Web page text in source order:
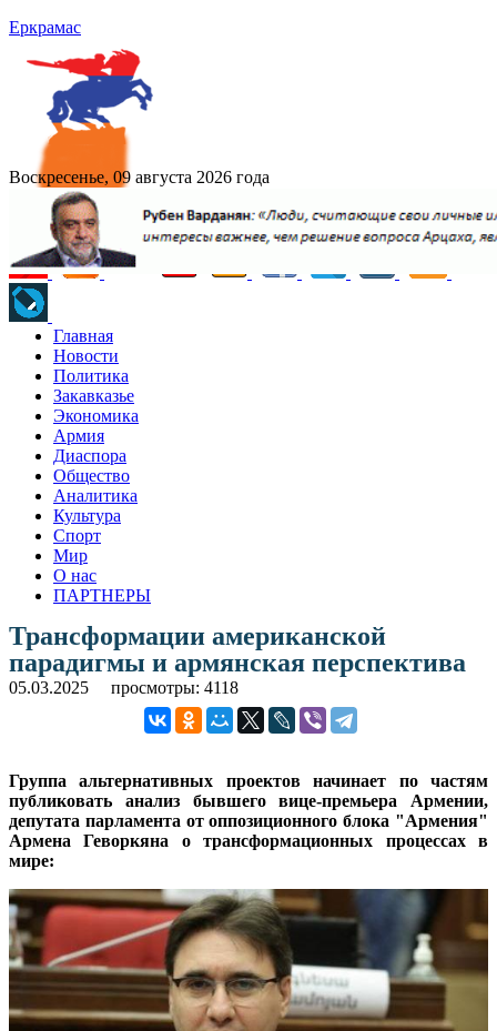
Еркрамас
Воскресенье, 09 августа 2026 года
Главная
Новости
Политика
Закавказье
Экономика
Армия
Диаспора
Общество
Аналитика
Культура
Спорт
Мир
О нас
ПАРТНЕРЫ
Трансформации американской
парадигмы и армянская перспектива
05.03.2025 просмотры: 4118
Группа альтернативных проектов начинает по частям
публиковать анализ бывшего вице-премьера Армении,
депутата парламента от оппозиционного блока "Армения"
Армена Геворкяна о трансформационных процессах в
мире: